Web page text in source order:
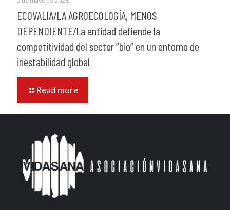
ECOVALIA/LA AGROECOLOGÍA, MENOS
DEPENDIENTE/La entidad defiende la
competitividad del sector “bio” en un entorno de
inestabilidad global
Read more